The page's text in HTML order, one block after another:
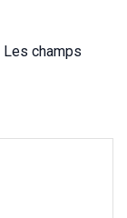
Les champs